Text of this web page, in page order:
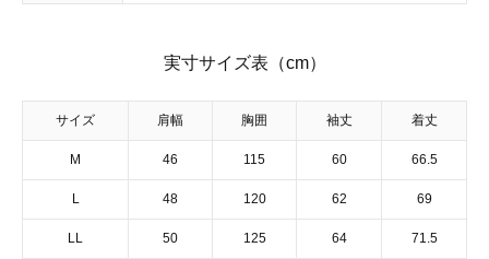
実寸サイズ表（cm）
サイズ 肩幅 胸囲 袖丈 着丈
M 46 115 60 66.5
L 48 120 62 69
LL 50 125 64 71.5